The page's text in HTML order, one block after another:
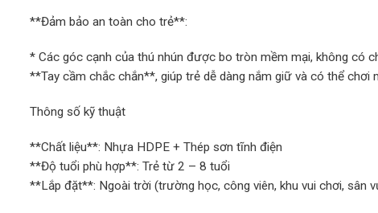
**Đảm bảo an toàn cho trẻ**:
* Các góc cạnh của thú nhún được bo tròn mềm mại, không có
**Tay cầm chắc chắn**, giúp trẻ dễ dàng nắm giữ và có thể chơi
Thông số kỹ thuật
**Chất liệu**: Nhựa HDPE + Thép sơn tĩnh điện
**Độ tuổi phù hợp**: Trẻ từ 2 – 8 tuổi
**Lắp đặt**: Ngoài trời (trường học, công viên, khu vui chơi, sân